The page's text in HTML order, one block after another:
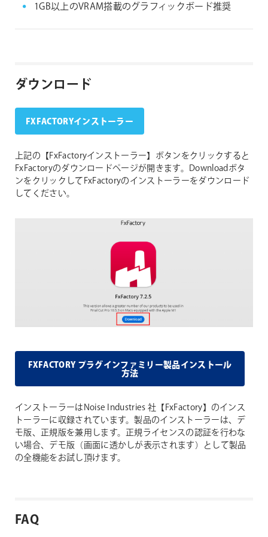
1GB以上のVRAM搭載のグラフィックボード推奨
ダウンロード
FXFACTORYインストーラー
上記の【FxFactoryインストーラー】ボタンをクリックすると
FxFactoryのダウンロードページが開きます。Downloadボタ
ンをクリックしてFxFactoryのインストーラーをダウンロード
してください。
FXFACTORY プラグインファミリー製品インストール
方法
インストーラーはNoise Industries 社【FxFactory】のインス
トーラーに収録されています。製品のインストーラーは、デ
モ版、正規版を兼用します。正規ライセンスの認証を行わな
い場合、デモ版（画面に透かしが表示されます）として製品
の全機能をお試し頂けます。
FAQ